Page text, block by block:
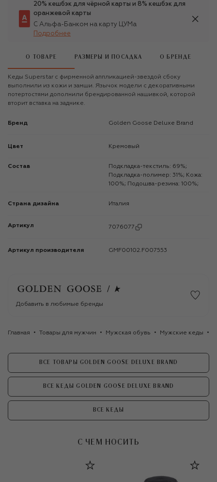
20% кешбэк для чёрной карты и 8% кешбэк для
оранжевой карты
С Альфа-Банком на карту ЦУМа
Подробнее
О ТОВАРЕ РАЗМЕРЫ И ПОСАДКА О БРЕНДЕ
Кеды Superstar с фирменной аппликацией-звездой сбоку
выполнили из кожи и замши. Язычок модели с декоративными
потертостями дополнили брендированной нашивкой, которой
вторит вставка на заднике.
Бренд Golden Goose Deluxe Brand
Цвет Кремовый
Состав
Подкладка-текстиль: 69%;
Подкладка-полимер: 31%; Кожа:
100%; Подошва-резина: 100%;
Страна дизайна Италия
Артикул 7076077
Артикул производителя GMF00102.F007553
Добавить в любимые бренды
Главная Товары для мужчин Мужская обувь Мужские кеды
ВСЕ ТОВАРЫ GOLDEN GOOSE DELUXE BRAND
ВСЕ КЕДЫ GOLDEN GOOSE DELUXE BRAND
ВСЕ КЕДЫ
С ЧЕМ НОСИТЬ